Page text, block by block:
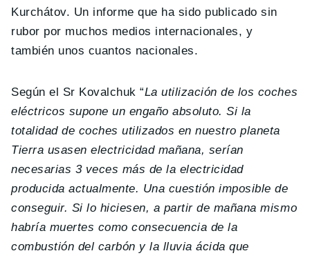
Kurchátov. Un informe que ha sido publicado sin
rubor por muchos medios internacionales, y
también unos cuantos nacionales.
Según el Sr Kovalchuk “La utilización de los coches
eléctricos supone un engaño absoluto. Si la
totalidad de coches utilizados en nuestro planeta
Tierra usasen electricidad mañana, serían
necesarias 3 veces más de la electricidad
producida actualmente. Una cuestión imposible de
conseguir. Si lo hiciesen, a partir de mañana mismo
habría muertes como consecuencia de la
combustión del carbón y la lluvia ácida que